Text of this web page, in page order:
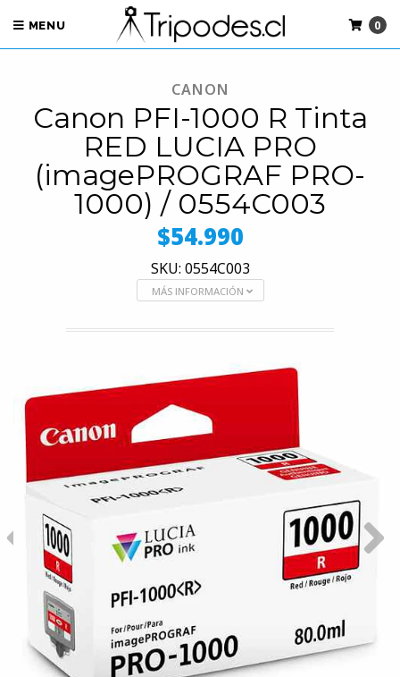
MENU 0
CANON
Canon PFI-1000 R Tinta
RED LUCIA PRO
(imagePROGRAF PRO-
1000) / 0554C003
$54.990
SKU: 0554C003
MÁS INFORMACIÓN